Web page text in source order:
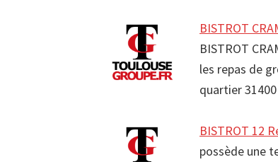
BISTROT
BISTROT
les repas de
quartier
BISTROT 12
possède une